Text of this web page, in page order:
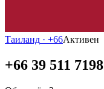
Таиланд · +66Активен
+66 39 511 7198